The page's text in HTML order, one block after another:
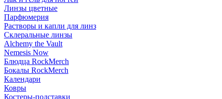
Линзы цветные
Парфюмерия
Растворы и капли для линз
Склеральные линзы
Alchemy the Vault
Nemesis Now
Блюдца RockMerch
Бокалы RockMerch
Календари
Ковры
Костеры-подставки